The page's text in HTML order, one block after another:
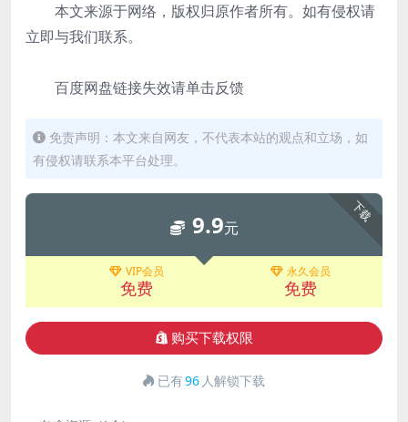
本文来源于网络，版权归原作者所有。如有侵权请
立即与我们联系。
百度网盘链接失效请单击反馈
免责声明：本文来自网友，不代表本站的观点和立场，如
有侵权请联系本平台处理。
下载
9.9元
VIP会员
免费
永久会员
免费
购买下载权限
已有96 人解锁下载